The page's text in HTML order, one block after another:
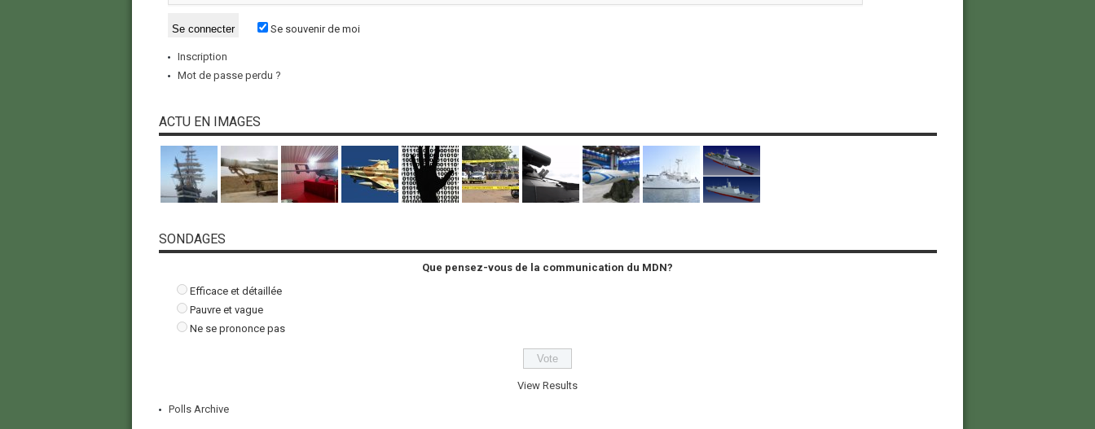
Se souvenir de moi
Inscription
Mot de passe perdu ?
ACTU EN IMAGES
SONDAGES
Que pensez-vous de la communication du MDN?
Efficace et détaillée
Pauvre et vague
Ne se prononce pas
View Results
Polls Archive